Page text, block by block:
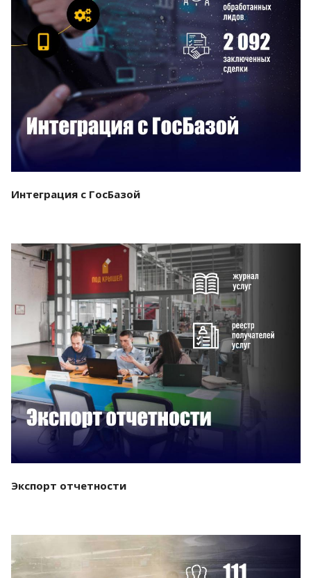
Смотреть проект
Интеграция с ГосБазой
Смотреть проект
Экспорт отчетности